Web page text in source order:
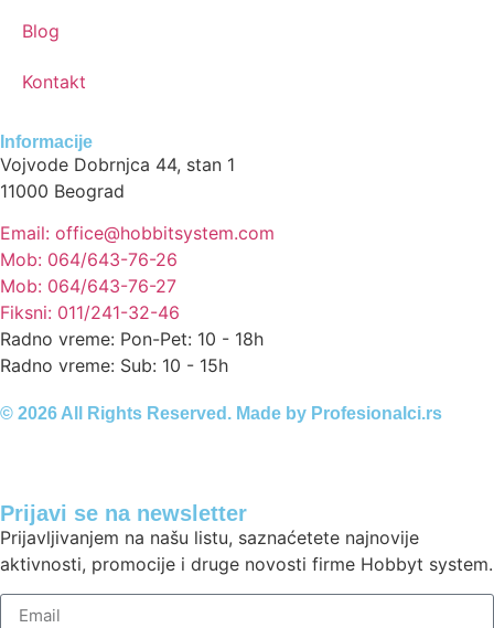
Blog
Kontakt
Informacije
Vojvode Dobrnjca 44, stan 1
11000 Beograd
Email: office@hobbitsystem.com
Mob: 064/643-76-26
Mob: 064/643-76-27
Fiksni: 011/241-32-46
Radno vreme: Pon-Pet: 10 - 18h
Radno vreme: Sub: 10 - 15h
© 2026 All Rights Reserved. Made by Profesionalci.rs
Prijavi se na newsletter
Prijavljivanjem na našu listu, saznaćetete najnovije
aktivnosti, promocije i druge novosti firme Hobbyt system.